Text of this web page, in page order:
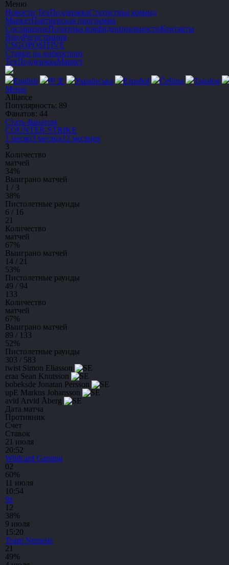
Меню
Новости ТехПоддержкаСтатистика команд
МаркетПартнерская программа
СоглашениеПолитика конфиденциальностиКонтакты
ВходРегистрация
CSGOPOSITIVE
Ставки на киберспорт
ТехПоддержкаМаркет
English 中文 Українська Español Čeština
Tagalog
Меню
Alliance
Популярность: 89
Фанатов: 44
Стать фанатом
COUNTER-STRIKE
1 месяц3 месяца12 месяцев
3
Количество
матчей
34%
Выиграно матчей
1 / 3
38%
Пистолетные раунды
6 / 16
21
Количество
матчей
67%
Выиграно матчей
14 / 21
53%
Пистолетные раунды
49 / 94
133
Количество
матчей
67%
Выиграно матчей
89 / 133
52%
Пистолетные раунды
303 / 583
twist Simon Eliasson
eraa Sean Knutsson
bobeksde Jonatan Persson
upE Markus Johansson
avid Arvid Åberg
Дата матча
Противник
Счет
Ставок
21 июля
20:52
Wildcard Gaming
02
60%
11 июля
10:54
9z
1 2
38%
9 июля
15:20
Team Nemesis
21
49%